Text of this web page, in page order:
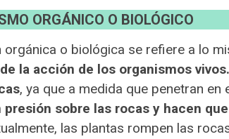
ORGÁNICO O BIOLÓGICO
orgánica o biológica se refiere a lo
la acción de los organismos vivos.
, ya que a medida que penetran
presión sobre las rocas y hacen
las plantas rompen las